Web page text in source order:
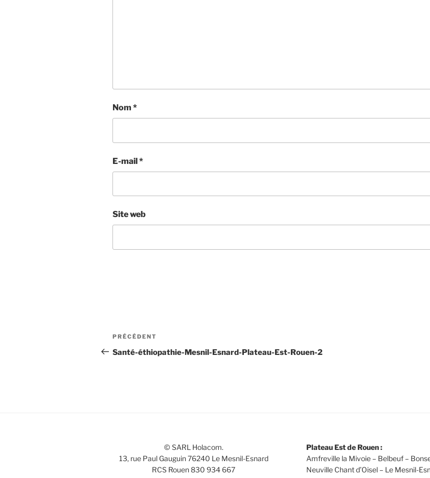
Nom *
E-mail*
Site web
Navigation
de
Article
précédent
PRÉCÉDENT
Santé-éthiopathie-Mesnil-Esnard-Plateau-Est-Rouen-2
© SARL Holacom.
13, rue Paul Gauguin 76240 Le Mesnil-Esnard
RCS Rouen 830 934 667
Plateau Est de Rouen :
Amfreville la Mivoie – Belbeuf –
Neuville Chant d’Oisel – Le Mesnil-